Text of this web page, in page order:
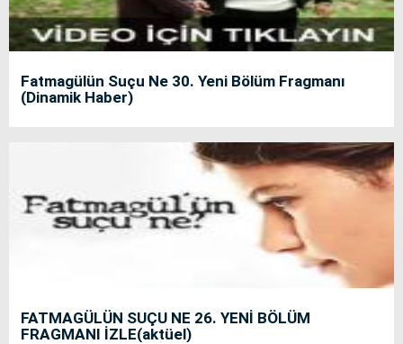
Fatmagülün Suçu Ne 30. Yeni Bölüm Fragmanı
(Dinamik Haber)
FATMAGÜLÜN SUÇU NE 26. YENİ BÖLÜM
FRAGMANI İZLE(aktüel)